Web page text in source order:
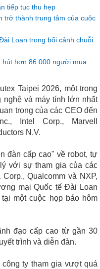
tiếp tục thu hẹp
trở thành trung tâm của cuộc
Loan trong bối cảnh chuỗi
hút hơn 86.000 người mua
Taipei 2026, một trong
và máy tính lớn nhất
trọng của các CEO đến
Intel Corp., Marvell
N.V.
đàn cấp cao" về robot, tự
với sự tham gia của các
Qualcomm và NXP,
mại Quốc tế Đài Loan
một cuộc họp báo hôm
đạo cấp cao từ gần 30
trình và diễn đàn.
ty tham gia vượt quá